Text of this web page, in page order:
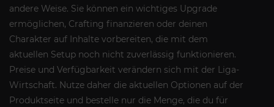
andere Weise. Sie können ein wichtiges Upgrade
ermöglichen, Crafting finanzieren oder deinen
Charakter auf Inhalte vorbereiten, die mit dem
aktuellen Setup noch nicht zuverlässig funktionieren.
Preise und Verfügbarkeit verändern sich mit der Liga-
Wirtschaft. Nutze daher die aktuellen Optionen auf der
Produktseite und bestelle nur die Menge, die du für